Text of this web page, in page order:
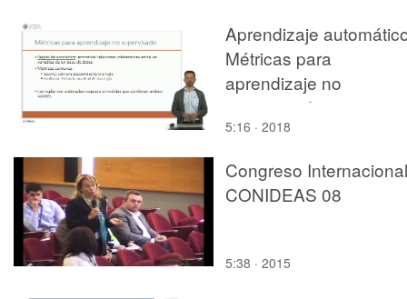
Aprendizaje
Métricas para
aprendizaje no
supervisado
5:16 · 2018
Congreso Internacional
CONIDEAS 08
5:38 · 2015